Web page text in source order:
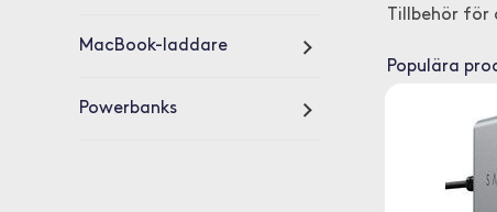
MacBook-laddare
Powerbanks
Tillbehör
Populära